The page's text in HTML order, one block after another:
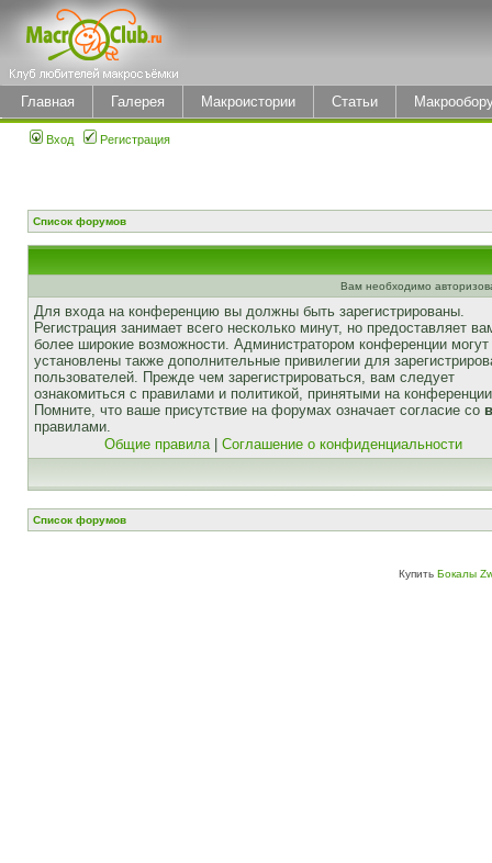
Главная Галерея Макроистории Статьи
Вход Регистрация
Список форумов
Вам необходимо
Для входа на конференцию вы должны быть зарегистрированы.
Регистрация занимает всего несколько минут, но предоставляет
более широкие возможности. Администратором конференции
установлены также дополнительные привилегии для
пользователей. Прежде чем зарегистрироваться, вам следует
ознакомиться с правилами и политикой, принятыми на
Помните, что ваше присутствие на форумах означает согласие со
правилами.
Общие правила| Соглашение о конфиденциальности
Список форумов
Купить Бокалы